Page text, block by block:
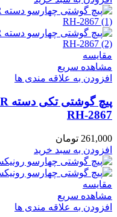
مقایسه
مشاهده سریع
افزودن به علاقه مندی ها
RH-2867
261,000 تومان
افزودن به سبد خرید
مقایسه
مشاهده سریع
افزودن به علاقه مندی ها